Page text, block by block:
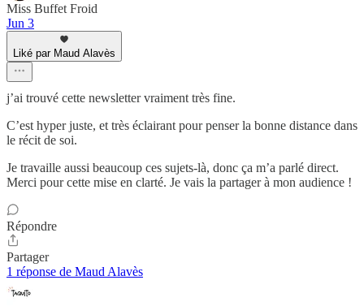
Miss Buffet Froid
Jun 3
Liké par Maud Alavès
j’ai trouvé cette newsletter vraiment très fine.
C’est hyper juste, et très éclairant pour penser la bonne distance dans
le récit de soi.
Je travaille aussi beaucoup ces sujets-là, donc ça m’a parlé direct.
Merci pour cette mise en clarté. Je vais la partager à mon audience !
Répondre
Partager
1 réponse de Maud Alavès